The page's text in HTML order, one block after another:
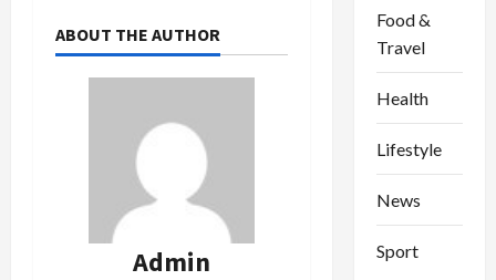
ABOUT THE AUTHOR
Admin
Food &
Travel
Health
Lifestyle
News
Sport